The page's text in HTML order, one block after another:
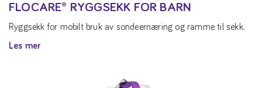
FLOCARE® RYGGSEKK FOR BARN
Ryggsekk for mobilt bruk av sondeernæring og ramme til sekk.
Les mer